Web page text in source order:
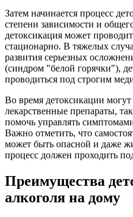
Затем начинается процесс
степени зависимости и
детоксикация может
стационарно. В тяжелых
развития серьезных
(синдром "белой горячки"),
проводиться под строгим
Во время детоксикации могут
лекарственные препараты,
помочь управлять
Важно отметить, что
может быть опасной и даже
процесс должен проходить
Преимущества
алкоголя на дому